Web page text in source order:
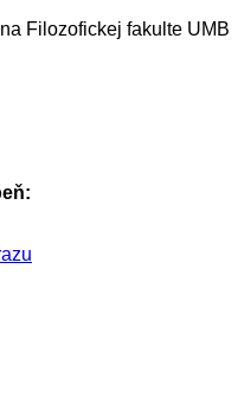
Filozofickej fakulte UMB